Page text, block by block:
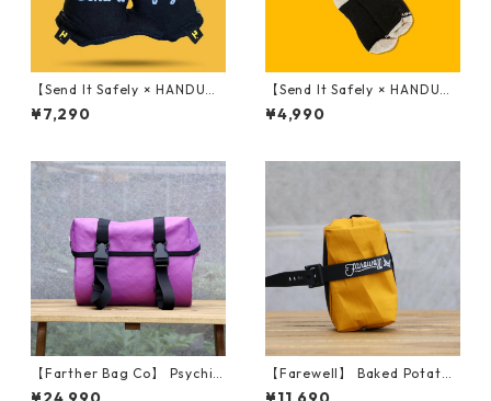
【Send It Safely × HANDU
P】 HANDUP SAFELY GLOVE
S
¥7,290
【Send It Safely × HANDU
P】 HANDUP SAFELY WOOL
SOCKS
¥4,990
【Farther Bag Co】 Psychic
Medium (Lilac)
【Farewell】 Baked Potato™
（Goldenrod RX30）